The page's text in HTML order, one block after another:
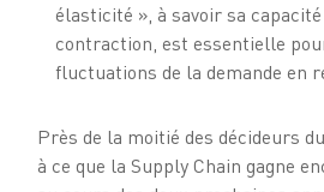
élasticité », à savoir sa
contraction, est essentielle
fluctuations de la demande en
Près de la moitié des décideurs
à ce que la Supply Chain gagne